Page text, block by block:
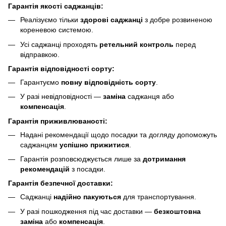
Гарантія якості саджанців:
Реалізуємо тільки здорові саджанці з добре розвиненою
кореневою системою.
Усі саджанці проходять ретельний контроль перед
відправкою.
Гарантія відповідності сорту:
Гарантуємо повну відповідність сорту
У разі невідповідності — заміна саджанця або
компенсація.
Гарантія приживлюваності:
Надані рекомендації щодо посадки та догляду допоможуть
саджанцям успішно прижитися
Гарантія розповсюджується лише за дотримання
рекомендацій з посадки.
Гарантія безпечної доставки:
Саджанці надійно пакуються для транспортування.
У разі пошкодження під час доставки — безкоштовна
заміна або компенсація